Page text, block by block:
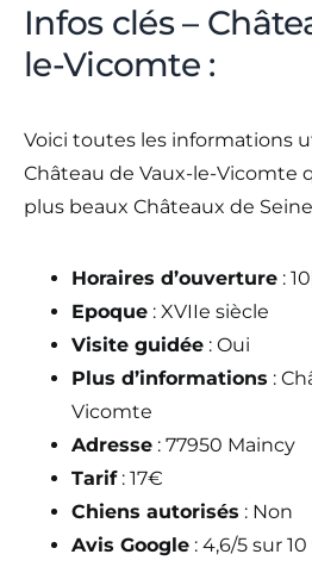
Infos clés –
le-Vicomte :
Voici toutes les informations
Château de Vaux-le-Vicomte
plus beaux Châteaux de
Horaires d’ouverture :
Epoque : XVIIe siècle
Visite guidée : Oui
Plus d’informations :
Vicomte
Adresse : 77950 Maincy
Tarif: 17€
Chiens autorisés : Non
Avis Google : 4,6/5 sur